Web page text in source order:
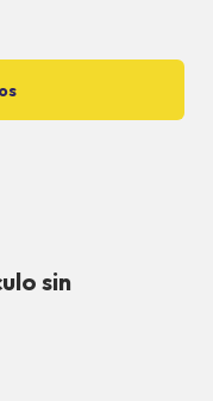
sin